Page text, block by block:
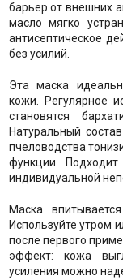
барьер от внешних
масло мягко
антисептическое
без усилий.
Эта маска
кожи. Регулярное
становятся
Натуральный
пчеловодства
функции.
индивидуальной
Маска
Используйте утром
после первого
эффект: кожа
усиления можно